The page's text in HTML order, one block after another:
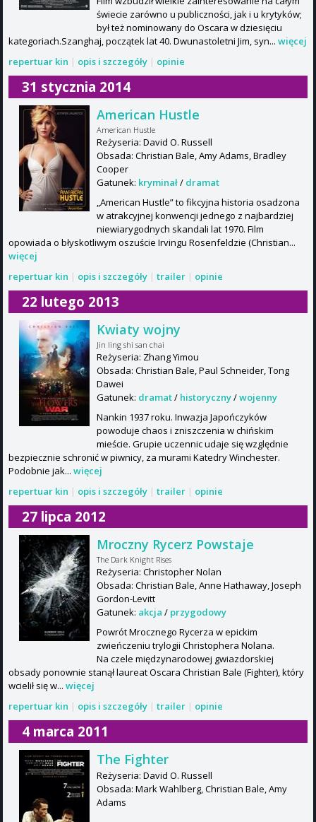
świecie zarówno u publiczności, jak i u krytyków;
był też nominowany do Oscara w dziesięciu
kategoriach.Szanghaj, początek lat 40. Dwunastoletni Jim, syn... więcej
repertuar kin | opis i szczegóły | opinie
31 stycznia 2014
American Hustle
American Hustle
Reżyseria: David O. Russell
Obsada: Christian Bale, Amy Adams, Bradley
Cooper
Gatunek: kryminał/ dramat
„American Hustle” to fikcyjna historia osadzona
w atrakcyjnej konwencji jednego z najbardziej
niewiarygodnych skandali lat 1970. Film
opowiada o błyskotliwym oszuście Irvingu Rosenfeldzie (Christian...
więcej
repertuar kin | opis i szczegóły | trailer | opinie
22 lutego 2013
Kwiaty wojny
Jin ling shi san chai
Reżyseria: Zhang Yimou
Obsada: Christian Bale, Paul Schneider, Tong
Dawei
Gatunek: dramat/ historyczny/wojenny
Nankin 1937 roku. Inwazja Japończyków
powoduje chaos i zniszczenia w chińskim
mieście. Grupie uczennic udaje się względnie
bezpiecznie schronić w piwnicy, za murami Katedry Winchester.
Podobnie jak... więcej
repertuar kin | opis i szczegóły | trailer | opinie
27 lipca 2012
Mroczny Rycerz Powstaje
The Dark Knight Rises
Reżyseria: Christopher Nolan
Obsada: Christian Bale, Anne Hathaway, Joseph
Gordon-Levitt
Gatunek: akcja / przygodowy
Powrót Mrocznego Rycerza w epickim
zwieńczeniu trylogii Christophera Nolana.
Na czele międzynarodowej gwiazdorskiej
obsady ponownie stanął laureat Oscara Christian Bale (Fighter), który
wcielił się w... więcej
repertuar kin | opis i szczegóły | trailer | opinie
4 marca 2011
The Fighter
Reżyseria: David O. Russell
Obsada: Mark Wahlberg, Christian Bale, Amy
Adams